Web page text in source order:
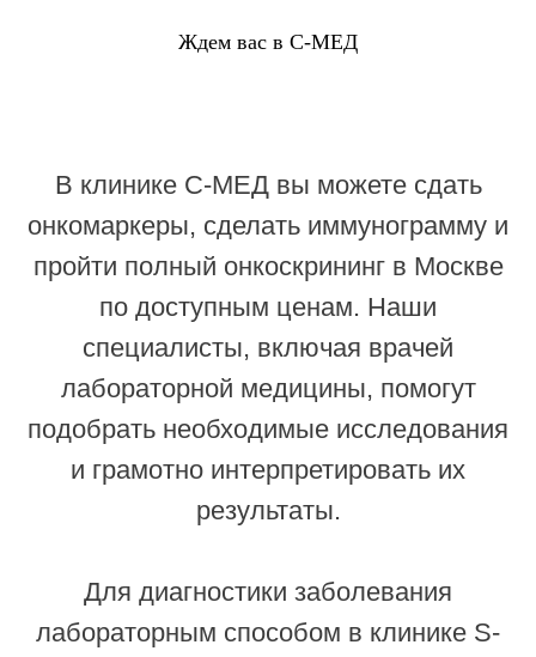
Ждем вас в С-МЕД
В клинике С-МЕД вы можете сдать
онкомаркеры, сделать иммунограмму и
пройти полный онкоскрининг в Москве
по доступным ценам. Наши
специалисты, включая врачей
лабораторной медицины, помогут
подобрать необходимые исследования
и грамотно интерпретировать их
результаты.
Для диагностики заболевания
лабораторным способом в клинике S-